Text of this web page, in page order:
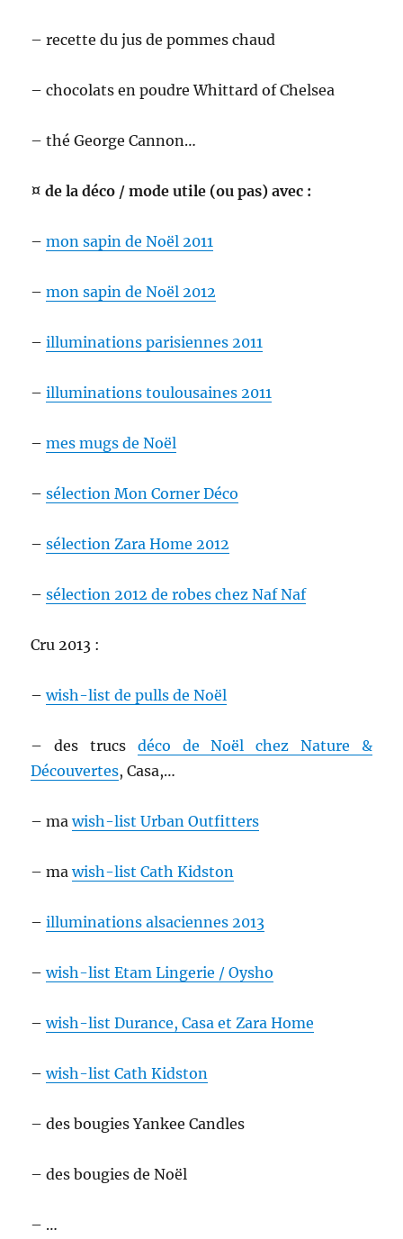
– recette du jus de pommes chaud
– chocolats en poudre Whittard of Chelsea
– thé George Cannon…
¤ de la déco / mode utile (ou pas) avec :
–mon sapin de Noël 2011
–mon sapin de Noël 2012
–illuminations parisiennes 2011
–illuminations toulousaines 2011
–mes mugs de Noël
–sélection Mon Corner Déco
–sélection Zara Home 2012
–sélection 2012 de robes chez Naf Naf
Cru 2013 :
–wish-list de pulls de Noël
– des trucs déco de Noël chez Nature &
Découvertes, Casa,…
– mawish-list Urban Outfitters
– mawish-list Cath Kidston
–illuminations alsaciennes 2013
–wish-list Etam Lingerie / Oysho
–wish-list Durance, Casa et Zara Home
–wish-list Cath Kidston
– des bougies Yankee Candles
– des bougies de Noël
– …